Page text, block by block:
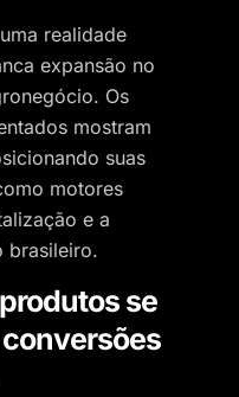
realidade
expansão no
Os
mostram
suas
motores
e a
brasileiro.
se